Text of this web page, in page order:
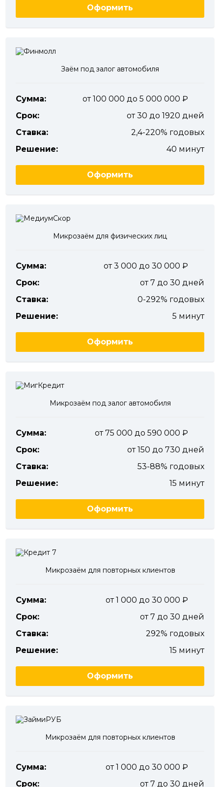
Оформить
Заём под залог автомобиля
Сумма:
от 100 000 до 5 000 000
Срок:
от 30 до 1920 дней
Ставка:
2,4-220% годовых
Решение:
40 минут
Оформить
Микрозаём для физических лиц
Сумма:
от 3 000 до 30 000
Срок:
от 7 до 30 дней
Ставка:
0-292% годовых
Решение:
5 минут
Оформить
Микрозаём под залог автомобиля
Сумма:
от 75 000 до 590 000
Срок:
от 150 до 730 дней
Ставка:
53-88% годовых
Решение:
15 минут
Оформить
Микрозаём для повторных клиентов
Сумма:
от 1 000 до 30 000
Срок:
от 7 до 30 дней
Ставка:
292% годовых
Решение:
15 минут
Оформить
Микрозаём для повторных клиентов
Сумма:
от 1 000 до 30 000
Срок:
от 7 до 30 дней